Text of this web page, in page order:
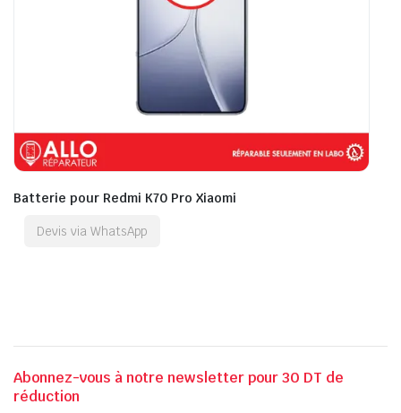
Batterie pour Redmi K70 Pro Xiaomi
Devis via WhatsApp
Abonnez-vous à notre newsletter pour 30 DT de
réduction